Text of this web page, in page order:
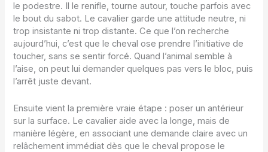
le podestre. Il le renifle, tourne autour, touche parfois avec
le bout du sabot. Le cavalier garde une attitude neutre, ni
trop insistante ni trop distante. Ce que l’on recherche
aujourd’hui, c’est que le cheval ose prendre l’initiative de
toucher, sans se sentir forcé. Quand l’animal semble à
l’aise, on peut lui demander quelques pas vers le bloc, puis
l’arrêt juste devant.
Ensuite vient la première vraie étape : poser un antérieur
sur la surface. Le cavalier aide avec la longe, mais de
manière légère, en associant une demande claire avec un
relâchement immédiat dès que le cheval propose le